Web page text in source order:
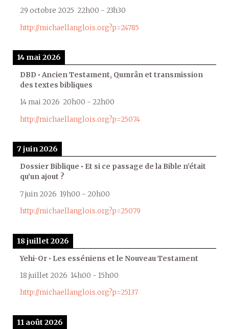
29 octobre 2025 22h00 - 23h30
http://michaellanglois.org?p=24785
14 mai 2026
DBD • Ancien Testament, Qumrân et transmission
des textes bibliques
14 mai 2026 20h00 - 22h00
http://michaellanglois.org?p=25074
7 juin 2026
Dossier Biblique • Et si ce passage de la Bible n’était
qu’un ajout ?
7 juin 2026 19h00 - 20h00
http://michaellanglois.org?p=25079
18 juillet 2026
Yehi-Or • Les esséniens et le Nouveau Testament
18 juillet 2026 14h00 - 15h00
http://michaellanglois.org?p=25137
11 août 2026